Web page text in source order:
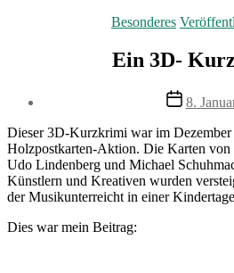
Besonderes
Ein 3D-
8.
Dieser 3D-Kurzkrimi war im
Holzpostkarten-Aktion. Die Karten von
Udo Lindenberg und Michael
Künstlern und Kreativen wurden
der Musikunterreicht in einer
Dies war mein Beitrag: